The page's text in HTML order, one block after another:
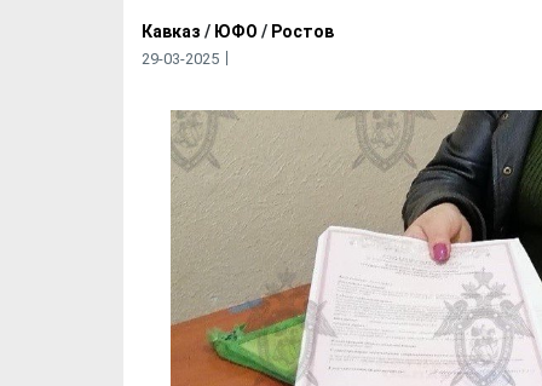
Кавказ / ЮФО / Ростов
29-03-2025